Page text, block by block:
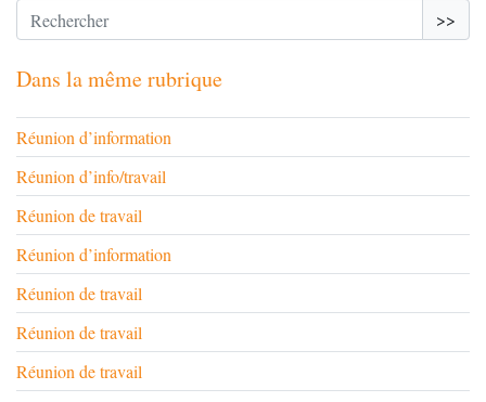
>>
Dans la même rubrique
Réunion d’information
Réunion d’info/travail
Réunion de travail
Réunion d’information
Réunion de travail
Réunion de travail
Réunion de travail